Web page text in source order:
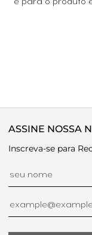
ASSINE NOSSA
Inscreva-se para